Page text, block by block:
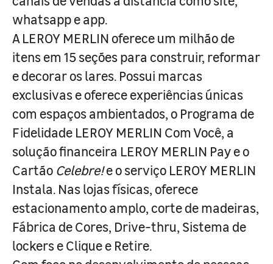
whatsapp e app.
A LEROY MERLIN oferece um milhão de
itens em 15 seções para construir, reformar
e decorar os lares. Possui marcas
exclusivas e oferece experiências únicas
com espaços ambientados, o Programa de
Fidelidade LEROY MERLIN Com Você, a
solução financeira LEROY MERLIN Pay e o
Cartão Celebre!e o serviço LEROY MERLIN
Instala. Nas lojas físicas, oferece
estacionamento amplo, corte de madeiras,
Fábrica de Cores, Drive-thru, Sistema de
lockers e Clique e Retire.